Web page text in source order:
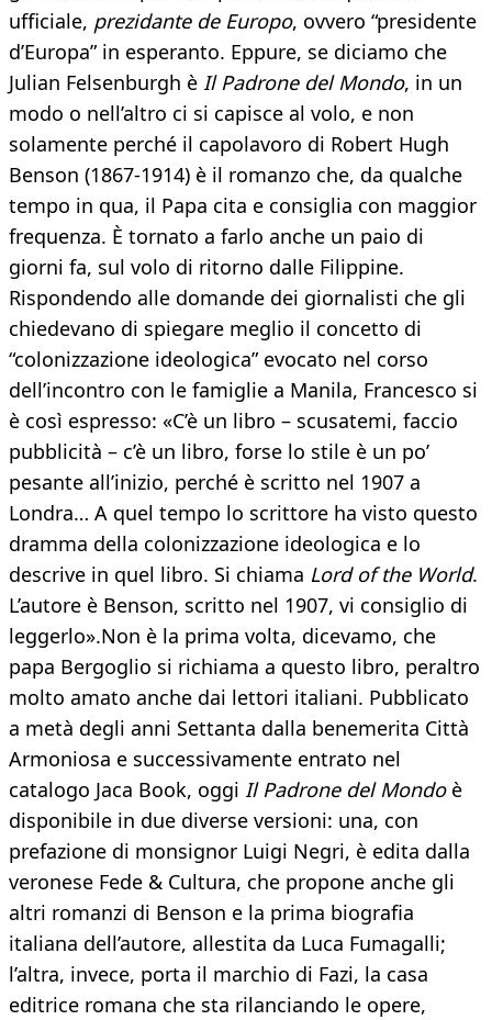
ufficiale, prezidante de Europo, ovvero “presidente
d’Europa” in esperanto. Eppure, se diciamo che
Julian Felsenburgh è Il Padrone del Mondo, in un
modo o nell’altro ci si capisce al volo, e non
solamente perché il capolavoro di Robert Hugh
Benson (1867-1914) è il romanzo che, da qualche
tempo in qua, il Papa cita e consiglia con maggior
frequenza. È tornato a farlo anche un paio di
giorni fa, sul volo di ritorno dalle Filippine.
Rispondendo alle domande dei giornalisti che gli
chiedevano di spiegare meglio il concetto di
“colonizzazione ideologica” evocato nel corso
dell’incontro con le famiglie a Manila, Francesco si
è così espresso: «C’è un libro – scusatemi, faccio
pubblicità – c’è un libro, forse lo stile è un po’
pesante all’inizio, perché è scritto nel 1907 a
Londra… A quel tempo lo scrittore ha visto questo
dramma della colonizzazione ideologica e lo
descrive in quel libro. Si chiama Lord of the World.
L’autore è Benson, scritto nel 1907, vi consiglio di
leggerlo».Non è la prima volta, dicevamo, che
papa Bergoglio si richiama a questo libro, peraltro
molto amato anche dai lettori italiani. Pubblicato
a metà degli anni Settanta dalla benemerita Città
Armoniosa e successivamente entrato nel
catalogo Jaca Book, oggi Il Padrone del Mondoè
disponibile in due diverse versioni: una, con
prefazione di monsignor Luigi Negri, è edita dalla
veronese Fede & Cultura, che propone anche gli
altri romanzi di Benson e la prima biografia
italiana dell’autore, allestita da Luca Fumagalli;
l’altra, invece, porta il marchio di Fazi, la casa
editrice romana che sta rilanciando le opere,